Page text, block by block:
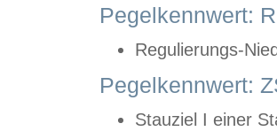
Pegelkennwert:
Regulierungs-
Pegelkennwert:
Stauziel I einer